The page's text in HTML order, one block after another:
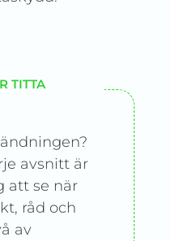
TITTA
avsnitt är
att se när
råd och
av